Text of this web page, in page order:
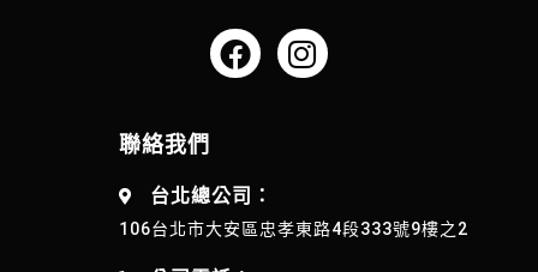
聯絡我們
台北總公司：
106台北市大安區忠孝東路4段333號9樓之2